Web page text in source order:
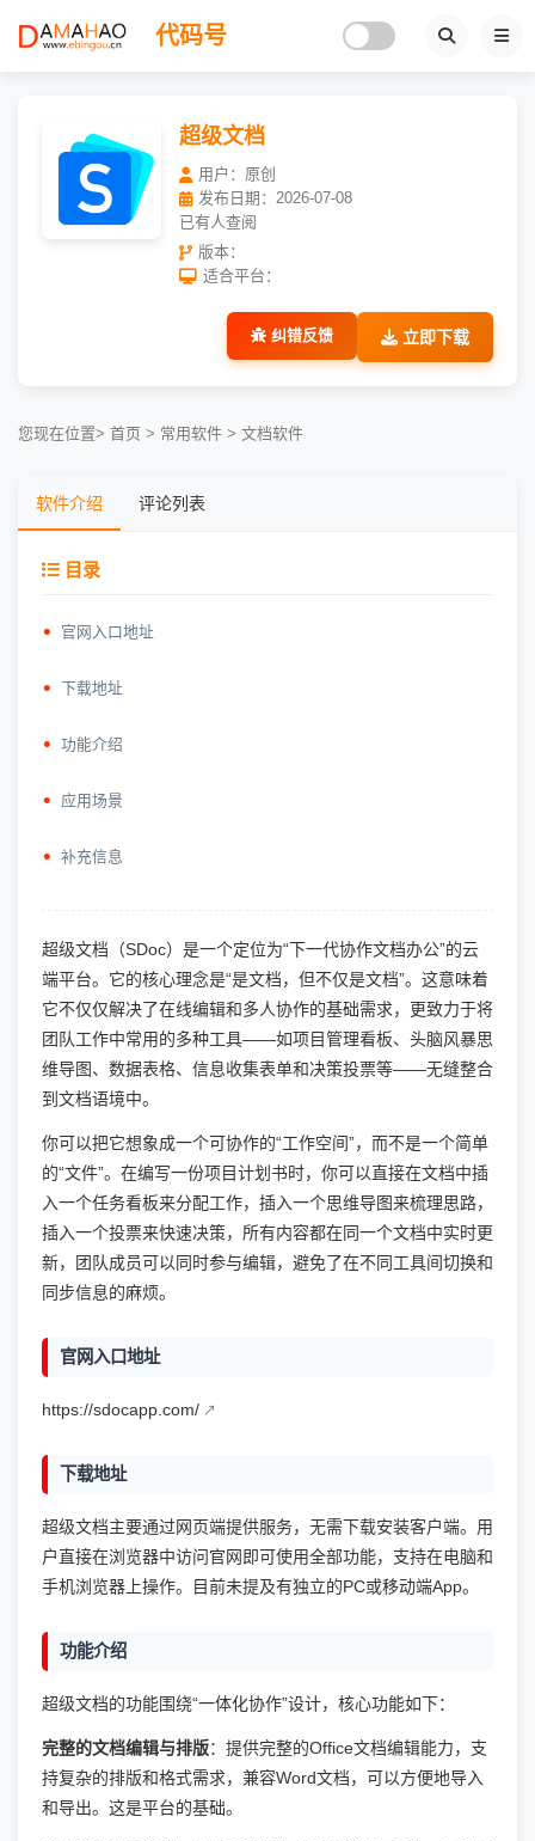
代码号
超级文档
用户：原创
发布日期：2026-07-08
已有人查阅
版本：
适合平台：
立即下载
纠错反馈
您现在位置> 首页 > 常用软件 > 文档软件
软件介绍 评论列表
目录
官网入口地址
下载地址
功能介绍
应用场景
补充信息
超级文档（SDoc）是一个定位为“下一代协作文档办公”的云
端平台。它的核心理念是“是文档，但不仅是文档”。这意味着
它不仅仅解决了在线编辑和多人协作的基础需求，更致力于将
团队工作中常用的多种工具——如项目管理看板、头脑风暴思
维导图、数据表格、信息收集表单和决策投票等——无缝整合
到文档语境中。
你可以把它想象成一个可协作的“工作空间”，而不是一个简单
的“文件”。在编写一份项目计划书时，你可以直接在文档中插
入一个任务看板来分配工作，插入一个思维导图来梳理思路，
插入一个投票来快速决策，所有内容都在同一个文档中实时更
新，团队成员可以同时参与编辑，避免了在不同工具间切换和
同步信息的麻烦。
官网入口地址
https://sdocapp.com/
下载地址
超级文档主要通过网页端提供服务，无需下载安装客户端。用
户直接在浏览器中访问官网即可使用全部功能，支持在电脑和
手机浏览器上操作。目前未提及有独立的PC或移动端App。
功能介绍
超级文档的功能围绕“一体化协作”设计，核心功能如下：
完整的文档编辑与排版：提供完整的Office文档编辑能力，支
持复杂的排版和格式需求，兼容Word文档，可以方便地导入
和导出。这是平台的基础。